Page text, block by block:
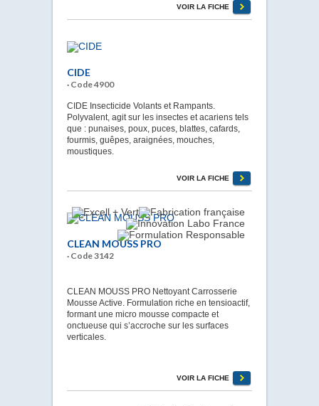
VOIR LA FICHE
CIDE
· Code 4900
CIDE Insecticide Volants et Rampants.
Polyvalent, agit sur les insectes et acariens tels
que : punaises, poux, puces, blattes, cafards,
fourmis, guêpes, araignées, mouches,
moustiques.
VOIR LA FICHE
CLEAN MOUSS PRO
· Code 3142
CLEAN MOUSS PRO Nettoyant Carrosserie
Mousse Active. Formulation riche en tensioactif,
formant une micro mousse compacte et
onctueuse qui s’accroche sur les surfaces
verticales.
VOIR LA FICHE